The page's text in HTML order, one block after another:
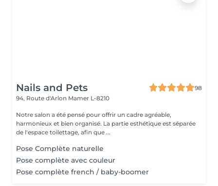
Nails and Pets
98
94, Route d'Arlon Mamer L-8210
Notre salon a été pensé pour offrir un cadre agréable,
harmonieux et bien organisé. La partie esthétique est séparée
de l'espace toilettage, afin que ...
Pose Complète naturelle
Pose complète avec couleur
Pose complète french / baby-boomer